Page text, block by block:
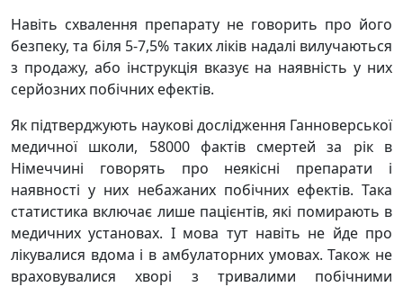
Навіть схвалення препарату не говорить про його
безпеку, та біля 5-7,5% таких ліків надалі вилучаються
з продажу, або інструкція вказує на наявність у них
серйозних побічних ефектів.
Як підтверджують наукові дослідження Ганноверської
медичної школи, 58000 фактів смертей за рік в
Німеччині говорять про неякісні препарати і
наявності у них небажаних побічних ефектів. Така
статистика включає лише пацієнтів, які помирають в
медичних установах. І мова тут навіть не йде про
лікувалися вдома і в амбулаторних умовах. Також не
враховувалися хворі з тривалими побічними